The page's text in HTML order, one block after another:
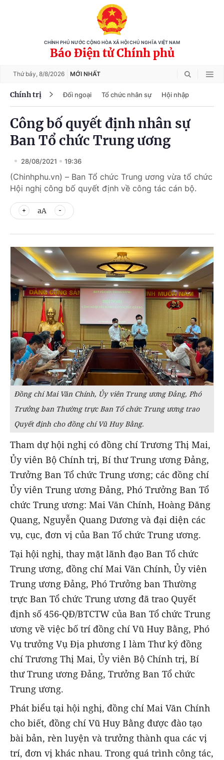
CHÍNH PHỦ NƯỚC CỘNG HÒA XÃ HỘI CHỦ NGHĨA VIỆT NAM
Báo Điện tử Chính phủ
Thứ bảy, 8/8/2026 MỚI NHẤT
Chính trị Đối ngoại Tổ chức nhân sự Hội nhập
Công bố quyết định nhân sự
Ban Tổ chức Trung ương
28/08/2021 19:36
(Chinhphu.vn) – Ban Tổ chức Trung ương vừa tổ chức
Hội nghị công bố quyết định về công tác cán bộ.
aA
Đồng chí Mai Văn Chính, Ủy viên Trung ương Đảng, Phó
Trưởng ban Thường trực Ban Tổ chức Trung ương trao
Quyết định cho đồng chí Vũ Huy Bằng.
Tham dự hội nghị có đồng chí Trương Thị Mai,
Ủy viên Bộ Chính trị, Bí thư Trung ương Đảng,
Trưởng Ban Tổ chức Trung ương; các đồng chí
Ủy viên Trung ương Đảng, Phó Trưởng Ban Tổ
chức Trung ương: Mai Văn Chính, Hoàng Đăng
Quang, Nguyễn Quang Dương và đại diện các
vụ, cục, đơn vị của Ban Tổ chức Trung ương.
Tại hội nghị, thay mặt lãnh đạo Ban Tổ chức
Trung ương, đồng chí Mai Văn Chính, Ủy viên
Trung ương Đảng, Phó Trưởng ban Thường
trực Ban Tổ chức Trung ương đã trao Quyết
định số 456-QĐ/BTCTW của Ban Tổ chức Trung
ương về việc bố trí đồng chí Vũ Huy Bằng, Phó
Vụ trưởng Vụ Địa phương I làm Thư ký đồng
chí Trương Thị Mai, Ủy viên Bộ Chính trị, Bí
thư Trung ương Đảng, Trưởng Ban Tổ chức
Trung ương.
Phát biểu tại hội nghị, đồng chí Mai Văn Chính
cho biết, đồng chí Vũ Huy Bằng được đào tạo
bài bản, rèn luyện và trưởng thành qua các vị
trí, đơn vị khác nhau. Trong quá trình công tác,